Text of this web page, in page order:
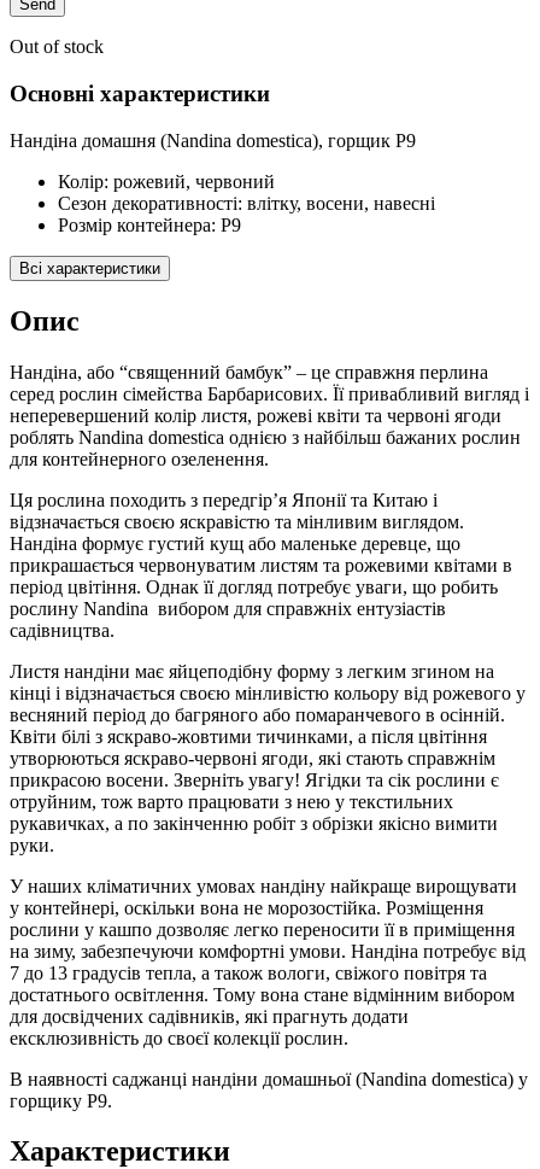
Out of stock
Основні характеристики
Нандіна домашня (Nandina domestica), горщик Р9
Колір: рожевий, червоний
Cезон декоративності: влітку, восени, навесні
Розмір контейнера: P9
Всі характеристики
Опис
Нандіна, або “священний бамбук” – це справжня перлина
серед рослин сімейства Барбарисових. Її привабливий вигляд і
неперевершений колір листя, рожеві квіти та червоні ягоди
роблять Nandina domestica однією з найбільш бажаних рослин
для контейнерного озеленення.
Ця рослина походить з передгір’я Японії та Китаю і
відзначається своєю яскравістю та мінливим виглядом.
Нандіна формує густий кущ або маленьке деревце, що
прикрашається червонуватим листям та рожевими квітами в
період цвітіння. Однак її догляд потребує уваги, що робить
рослину Nandina вибором для справжніх ентузіастів
садівництва.
Листя нандіни має яйцеподібну форму з легким згином на
кінці і відзначається своєю мінливістю кольору від рожевого у
весняний період до багряного або помаранчевого в осінній.
Квіти білі з яскраво-жовтими тичинками, а після цвітіння
утворюються яскраво-червоні ягоди, які стають справжнім
прикрасою восени. Зверніть увагу! Ягідки та сік рослини є
отруйним, тож варто працювати з нею у текстильних
рукавичках, а по закінченню робіт з обрізки якісно вимити
руки.
У наших кліматичних умовах нандіну найкраще вирощувати
у контейнері, оскільки вона не морозостійка. Розміщення
рослини у кашпо дозволяє легко переносити її в приміщення
на зиму, забезпечуючи комфортні умови. Нандіна потребує від
7 до 13 градусів тепла, а також вологи, свіжого повітря та
достатнього освітлення. Тому вона стане відмінним вибором
для досвідчених садівників, які прагнуть додати
ексклюзивність до своєї колекції рослин.
В наявності саджанці нандіни домашньої (Nandina domestica) у
горщику Р9.
Характеристики